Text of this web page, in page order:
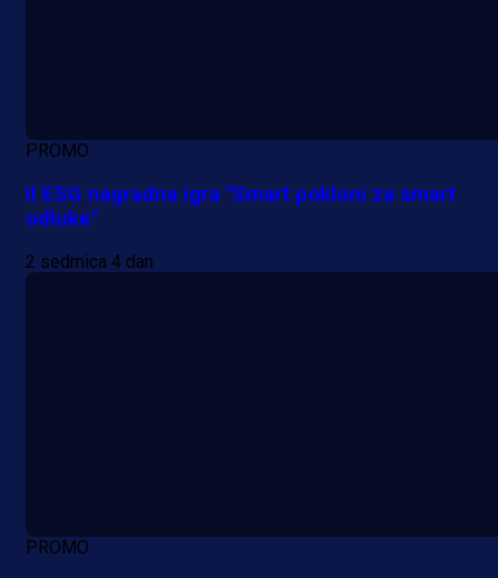
PROMO
II ESG nagradna igra "Smart pokloni za smart
odluke"
2 sedmica 4 dan
PROMO